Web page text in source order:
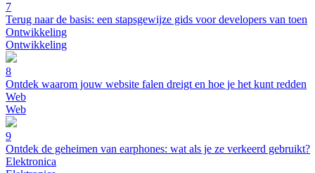
7
Terug naar de basis: een stapsgewijze gids voor developers van toen
Ontwikkeling
Ontwikkeling
8
Ontdek waarom jouw website falen dreigt en hoe je het kunt redden
Web
Web
9
Ontdek de geheimen van earphones: wat als je ze verkeerd gebruikt?
Elektronica